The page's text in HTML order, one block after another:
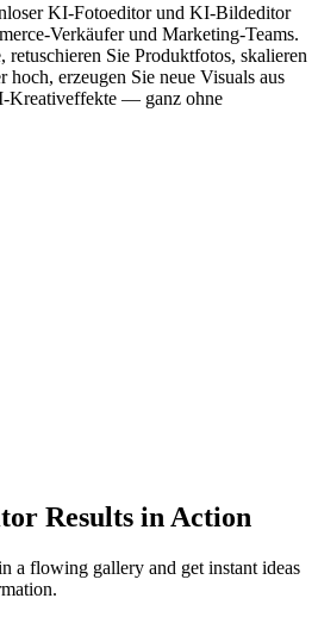
KI-Fotoeditor und KI-Bildeditor
Verkäufer und Marketing-Teams.
Sie Produktfotos, skalieren
hoch, erzeugen Sie neue Visuals aus
Kreativeffekte — ganz ohne
Ergebnisse, Bruchteil der Kosten
Results in Action
a flowing gallery and get instant ideas